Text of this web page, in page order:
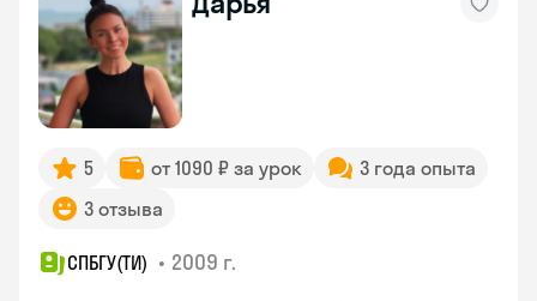
5 от 1090 ₽ за урок
3 года опыта
3 отзыва
СПБГУ(ТИ) • 2009 г.